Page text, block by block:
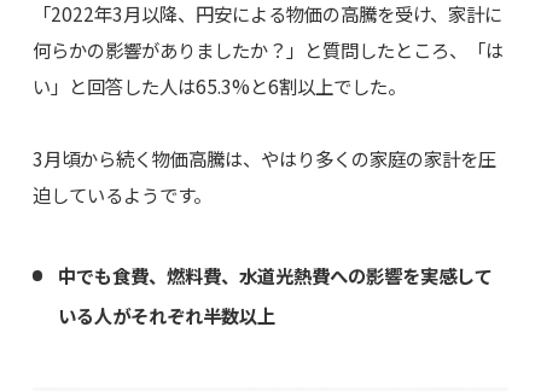
「2022年3月以降、円安による物価の高騰を受け、家計に
何らかの影響がありましたか？」と質問したところ、「は
い」と回答した人は65.3%と6割以上でした。
3月頃から続く物価高騰は、やはり多くの家庭の家計を圧
迫しているようです。
中でも食費、燃料費、水道光熱費への影響を実感して
いる人がそれぞれ半数以上